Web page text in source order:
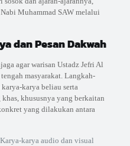
Muhammad SAW melalui
dan Pesan Dakwah
agar warisan Ustadz Jefri Al
masyarakat. Langkah-
karya beliau serta
khususnya yang berkaitan
yang dilakukan antara
karya audio dan visual